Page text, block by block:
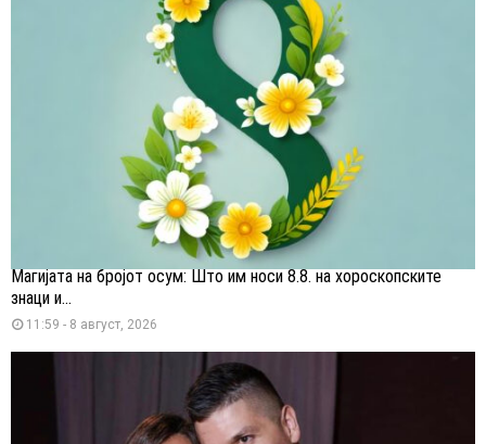
Магијата на бројот осум: Што им носи 8.8. на хороскопските
знаци и...
11:59 - 8 август, 2026